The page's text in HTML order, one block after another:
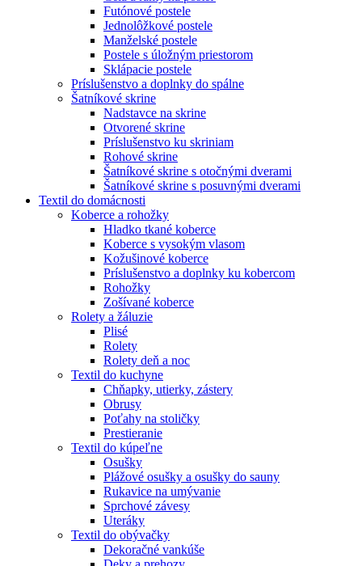
Futónové postele
Jednolôžkové postele
Manželské postele
Postele s úložným priestorom
Sklápacie postele
Príslušenstvo a doplnky do spálne
Šatníkové skrine
Nadstavce na skrine
Otvorené skrine
Príslušenstvo ku skriniam
Rohové skrine
Šatníkové skrine s otočnými dverami
Šatníkové skrine s posuvnými dverami
Textil do domácnosti
Koberce a rohožky
Hladko tkané koberce
Koberce s vysokým vlasom
Kožušinové koberce
Príslušenstvo a doplnky ku kobercom
Rohožky
Zošívané koberce
Rolety a žáluzie
Plisé
Rolety
Rolety deň a noc
Textil do kuchyne
Chňapky, utierky, zástery
Obrusy
Poťahy na stoličky
Prestieranie
Textil do kúpeľne
Osušky
Plážové osušky a osušky do sauny
Rukavice na umývanie
Sprchové závesy
Uteráky
Textil do obývačky
Dekoračné vankúše